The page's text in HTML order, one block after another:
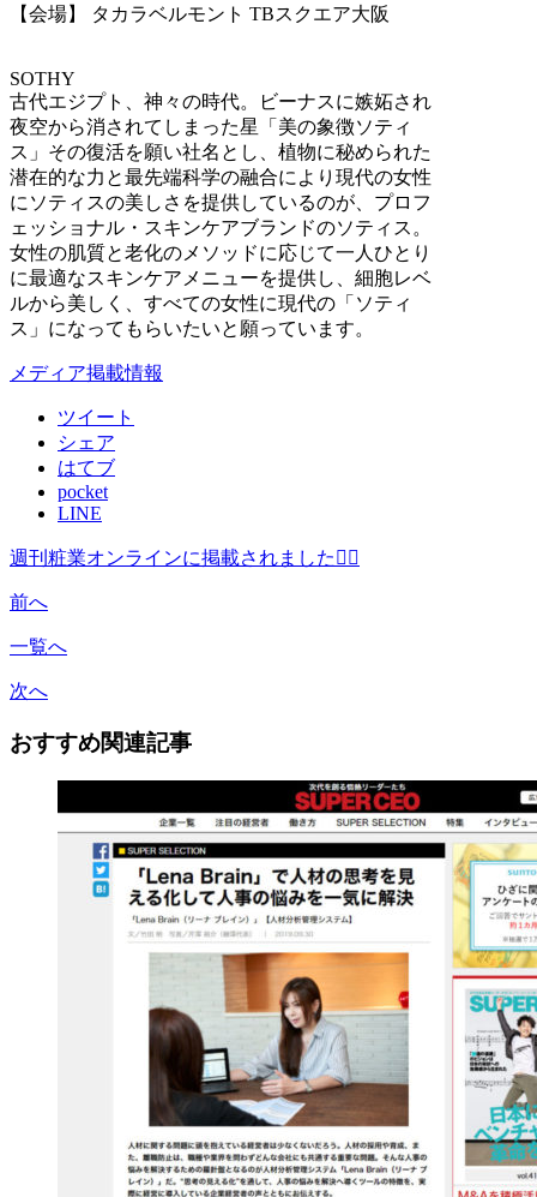
【会場】 タカラベルモント TBスクエア大阪
SOTHY
古代エジプト、神々の時代。ビーナスに嫉妬され
夜空から消されてしまった星「美の象徴ソティ
ス」その復活を願い社名とし、植物に秘められた
潜在的な力と最先端科学の融合により現代の女性
にソティスの美しさを提供しているのが、プロフ
ェッショナル・スキンケアブランドのソティス。
女性の肌質と老化のメソッドに応じて一人ひとり
に最適なスキンケアメニューを提供し、細胞レベ
ルから美しく、すべての女性に現代の「ソティ
ス」になってもらいたいと願っています。
メディア掲載情報
ツイート
シェア
はてブ
pocket
LINE
週刊粧業オンラインに掲載されました💁‍♀️
前へ
一覧へ
次へ
おすすめ関連記事